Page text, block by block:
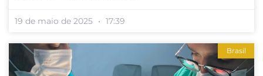
19 de maio de 2025 17:39
Brasil